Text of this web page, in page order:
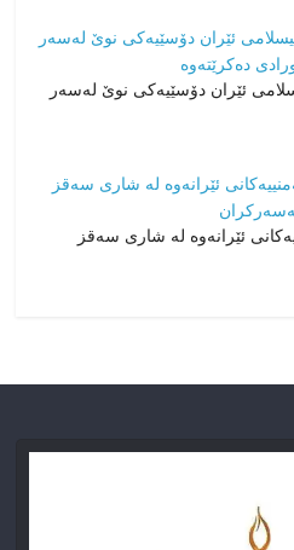
ئێران دۆسێیەکی نوێ لەسەر
ئێرانەوە لە شاری سەقز